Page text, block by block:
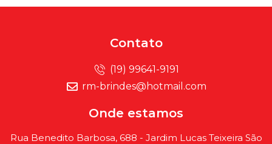
Contato
(19) 99641-9191
rm-brindes@hotmail.com
Onde estamos
Rua Benedito Barbosa, 688 - Jardim Lucas Teixeira São